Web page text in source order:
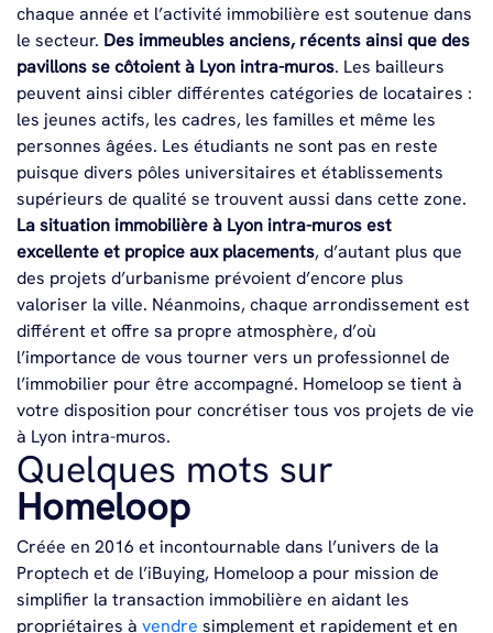
chaque année et l’activité immobilière est soutenue dans
le secteur. Des immeubles anciens, récents ainsi que des
pavillons se côtoient à Lyon intra-muros. Les bailleurs
peuvent ainsi cibler différentes catégories de locataires :
les jeunes actifs, les cadres, les familles et même les
personnes âgées. Les étudiants ne sont pas en reste
puisque divers pôles universitaires et établissements
supérieurs de qualité se trouvent aussi dans cette zone.
La situation immobilière à Lyon intra-muros est
excellente et propice aux placements, d’autant plus que
des projets d’urbanisme prévoient d’encore plus
valoriser la ville. Néanmoins, chaque arrondissement est
différent et offre sa propre atmosphère, d’où
l’importance de vous tourner vers un professionnel de
l’immobilier pour être accompagné. Homeloop se tient à
votre disposition pour concrétiser tous vos projets de vie
à Lyon intra-muros.
Quelques mots sur
Homeloop
Créée en 2016 et incontournable dans l’univers de la
Proptech et de l’iBuying, Homeloop a pour mission de
simplifier la transaction immobilière en aidant les
propriétaires à vendre simplement et rapidement et en